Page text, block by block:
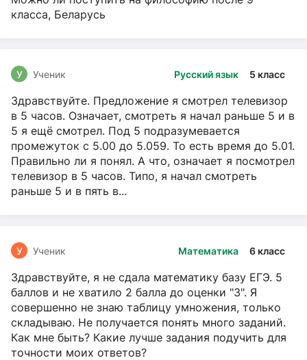
класса, Беларусь
Русский язык 5 класс
У Ученик
Здравствуйте. Предложение я смотрел телевизор
в 5 часов. Означает, смотреть я начал раньше 5 и в
5 я ещё смотрел. Под 5 подразумевается
промежуток с 5.00 до 5.059. То есть время до 5.01.
Правильно ли я понял. А что, означает я посмотрел
телевизор в 5 часов. Типо, я начал смотреть
раньше 5 и в пять в...
Математика 6 класс
У Ученик
Здравствуйте, я не сдала математику базу ЕГЭ. 5
баллов и не хватило 2 балла до оценки "3". Я
совершенно не знаю таблицу умножения, только
складываю. Не получается понять много заданий.
Как мне быть? Какие лучше задания подучить для
точности моих ответов?